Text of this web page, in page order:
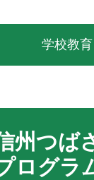
学校教育
州つば
ログラ